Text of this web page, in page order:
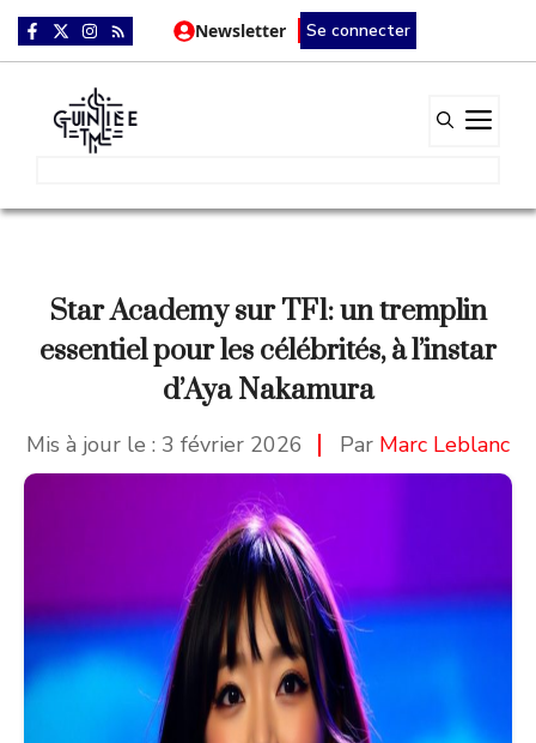
Aller
au
Newsletter Se connecter
Star Academy sur TF1: un tremplin
essentiel pour les célébrités, à l’instar
d’Aya Nakamura
Mis à jour le : 3 février 2026 Par Marc Leblanc